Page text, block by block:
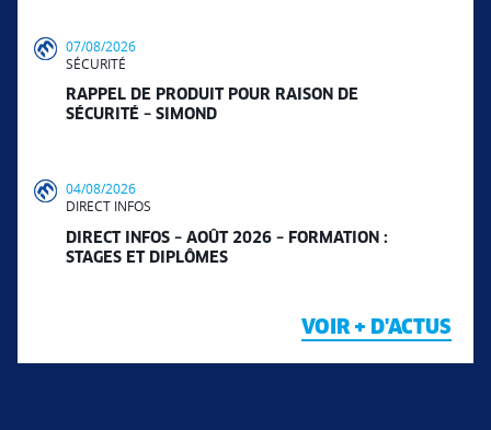
07/08/2026
SÉCURITÉ
RAPPEL DE PRODUIT POUR RAISON DE
SÉCURITÉ – SIMOND
04/08/2026
DIRECT INFOS
DIRECT INFOS – AOÛT 2026 – FORMATION :
STAGES ET DIPLÔMES
VOIR + D'ACTUS